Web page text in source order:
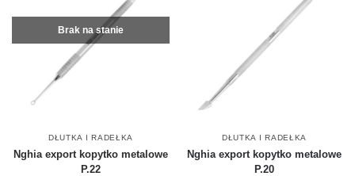
Brak na stanie
DŁUTKA I RADEŁKA
Nghia export kopytko metalowe
P.22
DŁUTKA I RADEŁKA
Nghia export kopytko metalowe
P.20